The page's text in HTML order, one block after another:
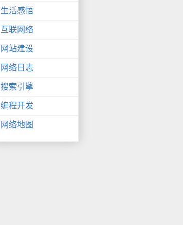
生活感悟
互联网络
网站建设
网络日志
搜索引擎
编程开发
网络地图